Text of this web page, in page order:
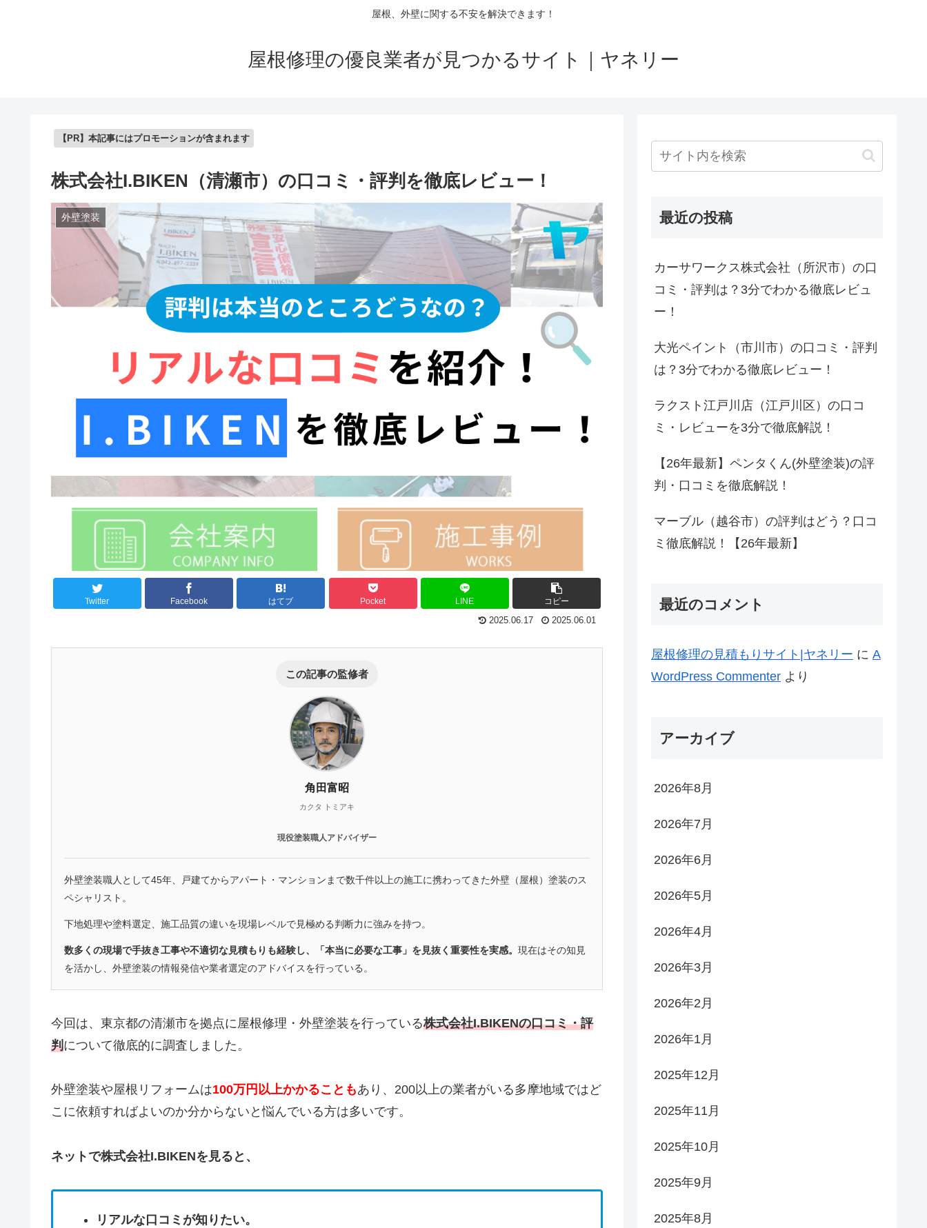
屋根、外壁に関する不安を解決できます！
屋根修理の優良業者が見つかるサイト｜ヤネリー
【PR】本記事にはプロモーションが含まれます
株式会社I.BIKEN（清瀬市）の口コミ・評判を徹底レビュー！
外壁塗装
Twitter Facebook はてブ Pocket LINE コピー
2025.06.17 2025.06.01
この記事の監修者
角田富昭
カクタ トミアキ
現役塗装職人アドバイザー
外壁塗装職人として45年、戸建てからアパート・マンションまで数千件以上の施工に携わってきた外壁（屋根）塗装のス
ペシャリスト。
下地処理や塗料選定、施工品質の違いを現場レベルで見極める判断力に強みを持つ。
数多くの現場で手抜き工事や不適切な見積もりも経験し、「本当に必要な工事」を見抜く重要性を実感。 現在はその知見
を活かし、外壁塗装の情報発信や業者選定のアドバイスを行っている。
今回は、東京都の清瀬市を拠点に屋根修理・外壁塗装を行っている株式会社I.BIKENの口コミ・評
判について徹底的に調査しました。
外壁塗装や屋根リフォームは100万円以上かかることもあり、200以上の業者がいる多摩地域ではど
こに依頼すればよいのか分からないと悩んでいる方は多いです。
ネットで株式会社I.BIKENを見ると、
リアルな口コミが知りたい。
最近の投稿
カーサワークス株式会社（所沢市）の口
コミ・評判は？3分でわかる徹底レビュ
ー！
大光ペイント（市川市）の口コミ・評判
は？3分でわかる徹底レビュー！
ラクスト江戸川店（江戸川区）の口コ
ミ・レビューを3分で徹底解説！
【26年最新】ペンタくん(外壁塗装)の評
判・口コミを徹底解説！
マーブル（越谷市）の評判はどう？口コ
ミ徹底解説！【26年最新】
最近のコメント
屋根修理の見積もりサイト|ヤネリー に A
WordPress Commenter より
アーカイブ
2026年8月
2026年7月
2026年6月
2026年5月
2026年4月
2026年3月
2026年2月
2026年1月
2025年12月
2025年11月
2025年10月
2025年9月
2025年8月